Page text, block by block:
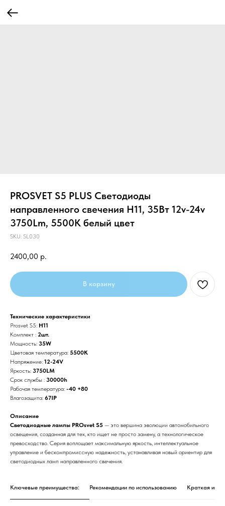
PROSVET S5 PLUS Светодиоды
направленного свечения H11, 35Вт 12v-24v
3750Lm, 5500K белый цвет
SKU: SL030
2400,00 р.
В корзину
Технические характеристики
Prosvet S5: H11
Комплект : 2шт.
Мощность: 35W
Цветовая температура: 5500К
Напряжение: 12-24V
Яркость: 3750LM
Срок службы : 30000h
Рабочая температура: -40 +80
Влагозащита: 67IP
Описание
Светодиодные лампы PROsvet S5 — это вершина эволюции автомобильного
освещения, созданная для тех, кто ищет не просто замену, а технологическое
превосходство. Серия воплощает максимальную яркость, интеллектуальное
управление и бескомпромиссную надежность, устанавливая новый ориентир для
светодиодных ламп направленного свечения.
Ключевые преимущества: Рекомендации по использованию Краткая